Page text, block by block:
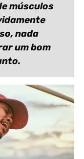
músculos
nada
um bom